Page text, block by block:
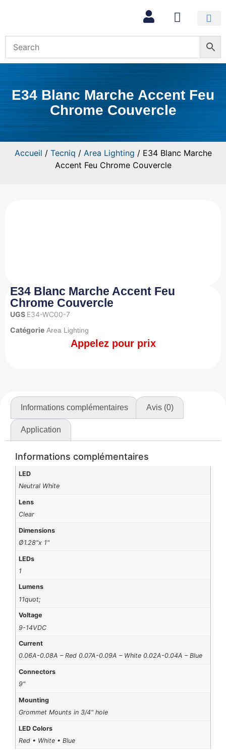
E34 Blanc Marche Accent Feu
Chrome Couvercle
Accueil / Tecniq / Area Lighting / E34 Blanc Marche
Accent Feu Chrome Couvercle
E34 Blanc Marche Accent Feu
Chrome Couvercle
UGS E34-WC00-7
Catégorie Area Lighting
Appelez pour prix
Informations complémentaires Avis (0)
Application
Informations complémentaires
LED
Neutral White
Lens
Clear
Dimensions
Ø1.28"x 1"
LEDs
1
Lumens
11quot;
Voltage
9-14VDC
Current
0.06A-0.08A – Red 0.07A-0.09A – White 0.02A-0.04A – Blue
Connectors
9"
Mounting
Grommet Mounts in 3/4" hole
LED Colors
Red • White • Blue